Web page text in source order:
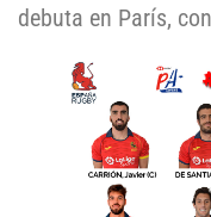
debuta en París,